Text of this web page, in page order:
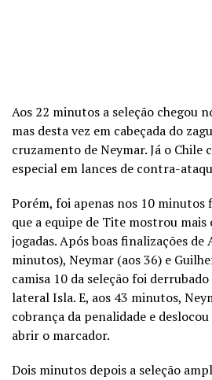
Aos 22 minutos a seleção chegou
mas desta vez em cabeçada do
cruzamento de Neymar. Já o Chile
especial em lances de contra-
Porém, foi apenas nos 10 minutos
que a equipe de Tite mostrou mais
jogadas. Após boas finalizações de
minutos), Neymar (aos 36) e
camisa 10 da seleção foi
lateral Isla. E, aos 43 minutos,
cobrança da penalidade e
abrir o marcador.
Dois minutos depois a seleção